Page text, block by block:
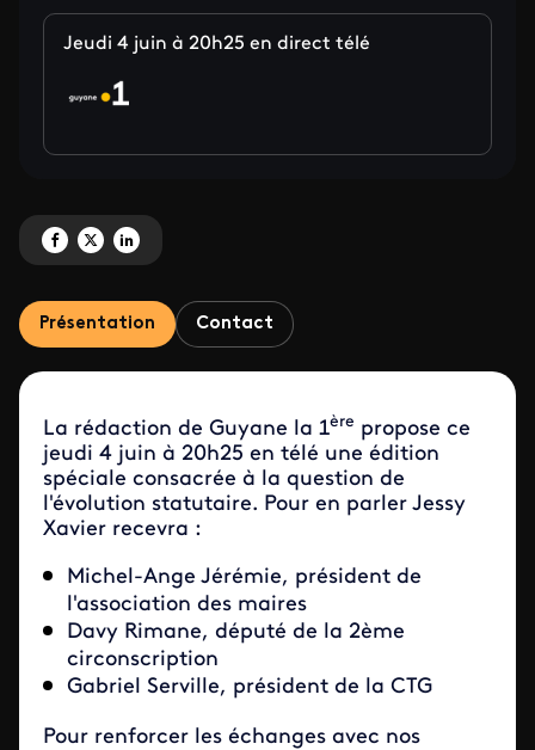
Jeudi 4 juin à 20h25 en direct télé
Partagez 'Edition Spéciale: Evolution statutaire' sur Facebook
Partagez 'Edition Spéciale: Evolution statutaire' sur X
Partagez 'Edition Spéciale: Evolution statutaire' sur LinkedIn
Présentation Contact
La rédaction de Guyane la 1ère propose ce
jeudi 4 juin à 20h25 en télé une édition
spéciale consacrée à la question de
l'évolution statutaire. Pour en parler Jessy
Xavier recevra :
Michel-Ange Jérémie, président de
l'association des maires
Davy Rimane, député de la 2ème
circonscription
Gabriel Serville, président de la CTG
Pour renforcer les échanges avec nos